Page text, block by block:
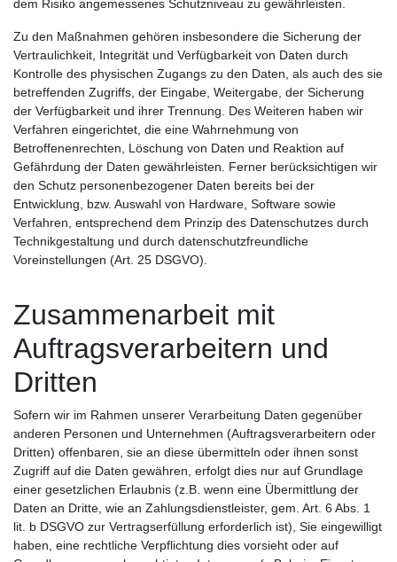
dem Risiko angemessenes Schutzniveau zu gewährleisten.
Zu den Maßnahmen gehören insbesondere die Sicherung der
Vertraulichkeit, Integrität und Verfügbarkeit von Daten durch
Kontrolle des physischen Zugangs zu den Daten, als auch des sie
betreffenden Zugriffs, der Eingabe, Weitergabe, der Sicherung
der Verfügbarkeit und ihrer Trennung. Des Weiteren haben wir
Verfahren eingerichtet, die eine Wahrnehmung von
Betroffenenrechten, Löschung von Daten und Reaktion auf
Gefährdung der Daten gewährleisten. Ferner berücksichtigen wir
den Schutz personenbezogener Daten bereits bei der
Entwicklung, bzw. Auswahl von Hardware, Software sowie
Verfahren, entsprechend dem Prinzip des Datenschutzes durch
Technikgestaltung und durch datenschutzfreundliche
Voreinstellungen (Art. 25 DSGVO).
Zusammenarbeit mit
Auftragsverarbeitern und
Dritten
Sofern wir im Rahmen unserer Verarbeitung Daten gegenüber
anderen Personen und Unternehmen (Auftragsverarbeitern oder
Dritten) offenbaren, sie an diese übermitteln oder ihnen sonst
Zugriff auf die Daten gewähren, erfolgt dies nur auf Grundlage
einer gesetzlichen Erlaubnis (z.B. wenn eine Übermittlung der
Daten an Dritte, wie an Zahlungsdienstleister, gem. Art. 6 Abs. 1
lit. b DSGVO zur Vertragserfüllung erforderlich ist), Sie eingewilligt
haben, eine rechtliche Verpflichtung dies vorsieht oder auf